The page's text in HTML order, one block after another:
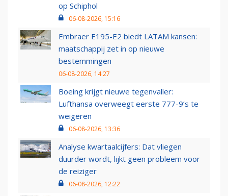
op Schiphol
06-08-2026, 15:16
Embraer E195-E2 biedt LATAM kansen:
maatschappij zet in op nieuwe
bestemmingen
06-08-2026, 14:27
Boeing krijgt nieuwe tegenvaller:
Lufthansa overweegt eerste 777-9’s te
weigeren
06-08-2026, 13:36
Analyse kwartaalcijfers: Dat vliegen
duurder wordt, lijkt geen probleem voor
de reiziger
06-08-2026, 12:22